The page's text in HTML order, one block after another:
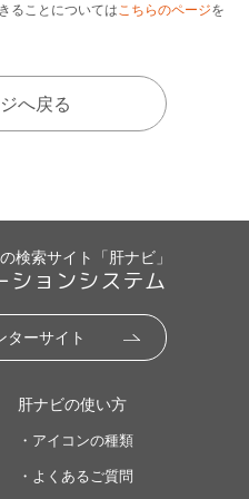
ることについてはこちらのページを
へ戻る
検索サイト「肝ナビ」
ションシステム
ターサイト
肝ナビの使い方
・アイコンの種類
・よくあるご質問